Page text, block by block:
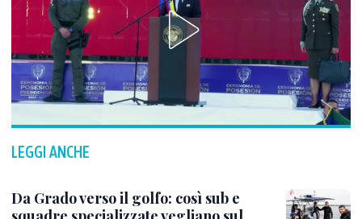
LEGGI ANCHE
Da Grado verso il golfo: così sub e